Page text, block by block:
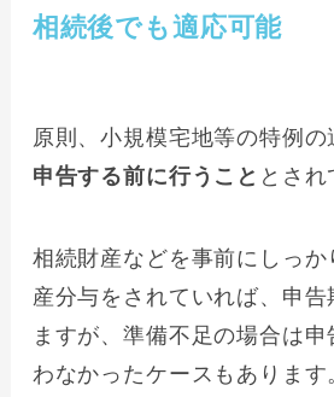
相続後でも適応可能
原則、小規模宅地等の特例の
申告する前に行うこと とされ
相続財産などを事前にしっ
産分与をされていれば、申告
ますが、準備不足の場合は
わなかったケースもあります